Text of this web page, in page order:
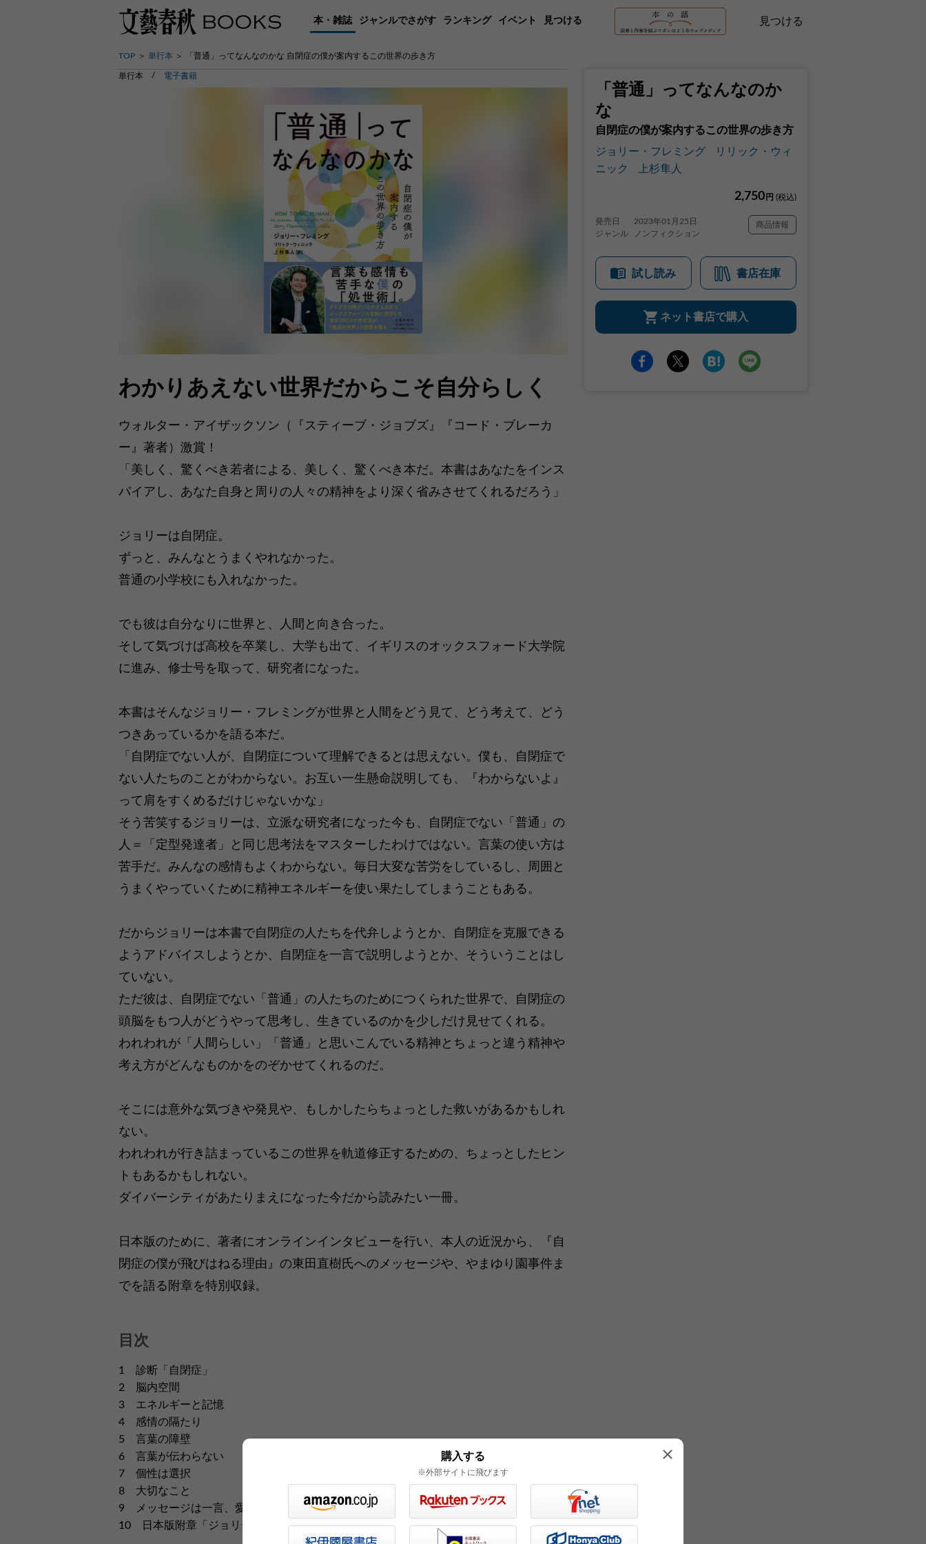
本・雑誌 ジャンルでさがす ランキング イベント 見つける 見つける
TOP 単行本 「普通」ってなんなのかな 自閉症の僕が案内するこの世界の歩き方
「普通」ってなんなのか
な
自閉症の僕が案内するこの世界の歩き方
ジョリー・フレミング
リリック・ウィ
ニック
上杉隼人
2,750 円 (税込)
発売日
2023年01月25日
ジャンル
ノンフィクション
商品情報
試し読み 書店在庫
ネット書店で購入
単行本 電子書籍
わかりあえない世界だからこそ自分らしく
ウォルター・アイザックソン（『スティーブ・ジョブズ』『コード・ブレーカ
ー』著者）激賞！
「美しく、驚くべき若者による、美しく、驚くべき本だ。本書はあなたをインス
パイアし、あなた自身と周りの人々の精神をより深く省みさせてくれるだろう」
ジョリーは自閉症。
ずっと、みんなとうまくやれなかった。
普通の小学校にも入れなかった。
でも彼は自分なりに世界と、人間と向き合った。
そして気づけば高校を卒業し、大学も出て、イギリスのオックスフォード大学院
に進み、修士号を取って、研究者になった。
本書はそんなジョリー・フレミングが世界と人間をどう見て、どう考えて、どう
つきあっているかを語る本だ。
「自閉症でない人が、自閉症について理解できるとは思えない。僕も、自閉症で
ない人たちのことがわからない。お互い一生懸命説明しても、『わからないよ』
って肩をすくめるだけじゃないかな」
そう苦笑するジョリーは、立派な研究者になった今も、自閉症でない「普通」の
人＝「定型発達者」と同じ思考法をマスターしたわけではない。言葉の使い方は
苦手だ。みんなの感情もよくわからない。毎日大変な苦労をしているし、周囲と
うまくやっていくために精神エネルギーを使い果たしてしまうこともある。
だからジョリーは本書で自閉症の人たちを代弁しようとか、自閉症を克服できる
ようアドバイスしようとか、自閉症を一言で説明しようとか、そういうことはし
ていない。
ただ彼は、自閉症でない「普通」の人たちのためにつくられた世界で、自閉症の
頭脳をもつ人がどうやって思考し、生きているのかを少しだけ見せてくれる。
われわれが「人間らしい」「普通」と思いこんでいる精神とちょっと違う精神や
考え方がどんなものかをのぞかせてくれるのだ。
そこには意外な気づきや発見や、もしかしたらちょっとした救いがあるかもしれ
ない。
われわれが行き詰まっているこの世界を軌道修正するための、ちょっとしたヒン
トもあるかもしれない。
ダイバーシティがあたりまえになった今だから読みたい一冊。
日本版のために、著者にオンラインインタビューを行い、本人の近況から、『自
閉症の僕が飛びはねる理由』の東田直樹氏へのメッセージや、やまゆり園事件ま
でを語る附章を特別収録。
目次
1 診断「自閉症」
2 脳内空間
3 エネルギーと記憶
4 感情の隔たり
5 言葉の障壁
6 言葉が伝わらない
7 個性は選択
8 大切なこと
9 メッセージは一言、愛。
10 日本版附章「ジョリーは今」
購入する
※外部サイトに飛びます